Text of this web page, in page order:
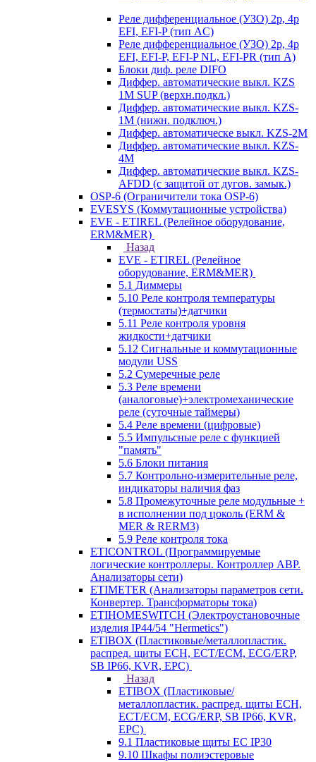
Реле дифференциальное (УЗО) 2р, 4р
EFI, EFI-P (тип AС)
Реле дифференциальное (УЗО) 2р, 4р
EFI, EFI-P, EFI-P NL, EFI-PR (тип A)
Блоки диф. реле DIFO
Диффер. автоматические выкл. KZS
1M SUP (верхн.подкл.)
Диффер. автоматические выкл. KZS-
1M (нижн. подключ.)
Диффер. автоматическе выкл. KZS-2M
Диффер. автоматические выкл. KZS-
4M
Диффер. автоматические выкл. KZS-
AFDD (с защитой от дугов. замык.)
OSP-6 (Ограничители тока OSP-6)
EVESYS (Коммутационные устройства)
EVE - ETIREL (Релейное оборудование,
ERM&MER)
Назад
EVE - ETIREL (Релейное
оборудование, ERM&MER)
5.1 Диммеры
5.10 Реле контроля температуры
(термостаты)+датчики
5.11 Реле контроля уровня
жидкости+датчики
5.12 Сигнальные и коммутационные
модули USS
5.2 Сумеречные реле
5.3 Реле времени
(аналоговые)+электромеханические
реле (суточные таймеры)
5.4 Реле времени (цифровые)
5.5 Импульсные реле с функцией
"память"
5.6 Блоки питания
5.7 Контрольно-измерительные реле,
индикаторы наличия фаз
5.8 Промежуточные реле модульные +
в исполнении под цоколь (ERM &
MER & RERM3)
5.9 Реле контроля тока
ETICONTROL (Программируемые
логические контроллеры. Контроллер АВР.
Анализаторы сети)
ETIMETER (Анализаторы параметров сети.
Конвертер. Трансформаторы тока)
ETIHOMESWITCH (Электроустановочные
изделия IP44/54 "Hermetics")
ETIBOX (Пластиковые/металлопластик.
распред. щиты ECH, ECT/ECM, ECG/ERP,
SB IP66, KVR, EPC)
Назад
ETIBOX (Пластиковые/
металлопластик. распред. щиты ECH,
ECT/ECM, ECG/ERP, SB IP66, KVR,
EPC)
9.1 Пластиковые щиты EC IP30
9.10 Шкафы полиэстеровые